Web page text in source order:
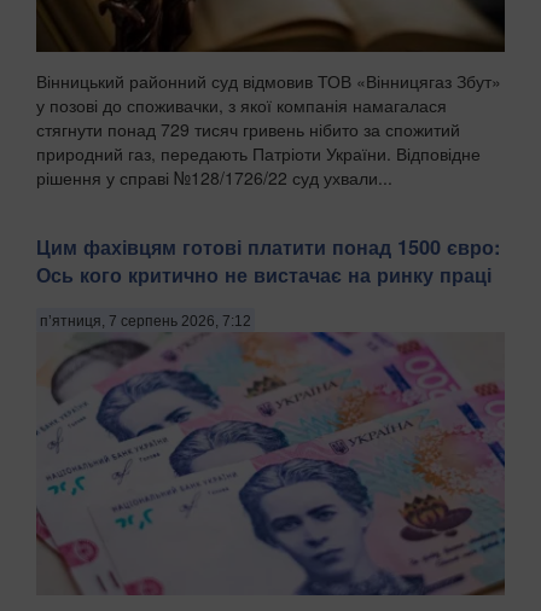
Вінницький районний суд відмовив ТОВ «Вінницягаз Збут»
у позові до споживачки, з якої компанія намагалася
стягнути понад 729 тисяч гривень нібито за спожитий
природний газ, передають Патріоти України. Відповідне
рішення у справі №128/1726/22 суд ухвали...
Цим фахівцям готові платити понад 1500 євро:
Ось кого критично не вистачає на ринку праці
п’ятниця, 7 серпень 2026, 7:12